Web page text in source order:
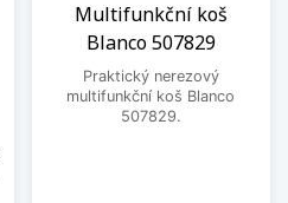
Multifunkční koš
Blanco 507829
Praktický nerezový
multifunkční koš Blanco
507829.